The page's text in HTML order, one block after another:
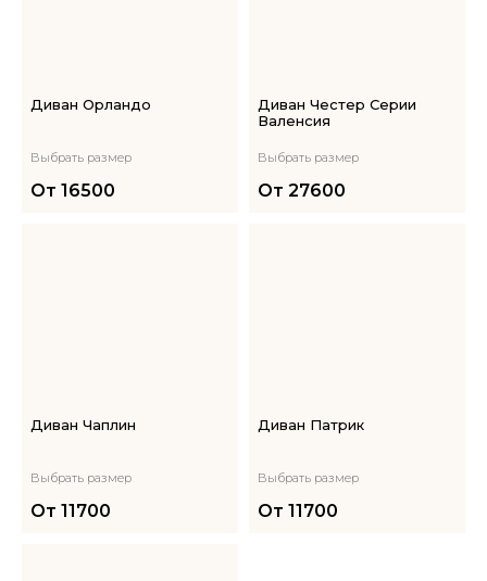
Диван Орландо
Выбрать размер
От 16500
Диван Честер Серии
Валенсия
Выбрать размер
От 27600
Диван Чаплин
Выбрать размер
От 11700
Диван Патрик
Выбрать размер
От 11700